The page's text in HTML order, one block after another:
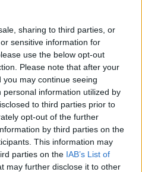
sharing to third parties, or
sensitive information for
use the below opt-out
Please note that after your
may continue seeing
information utilized by
to third parties prior to
opt-out of the further
by third parties on the
This information may
parties on the IAB’s List of
may further disclose it to other